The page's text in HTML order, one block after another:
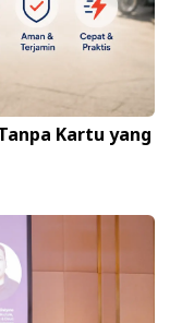
Kartu yang